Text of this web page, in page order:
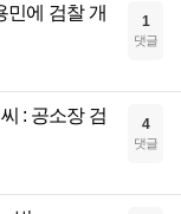
민에 검찰 개
1
댓글
: 공소장 검
4
댓글